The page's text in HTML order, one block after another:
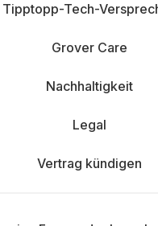
Tipptopp-Tech-
Grover Care
Nachhaltigkeit
Legal
Vertrag kündigen